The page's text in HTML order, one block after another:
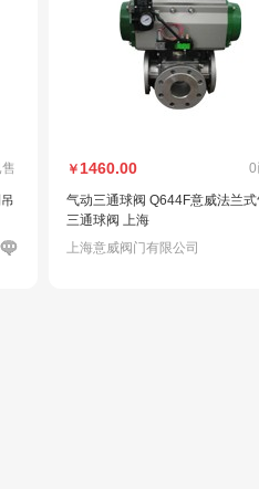
￥ 1460.00 0
气动三通球阀 Q644F意威法兰式
三通球阀 上海
上海意威阀门有限公司